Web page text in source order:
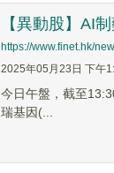
【異動股】AI
https://www.finet.hk/
2025年05月23日 下午
今日午盤，截至
瑞基因(...